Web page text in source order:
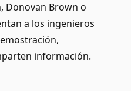
Donovan Brown o
a los ingenieros
información.